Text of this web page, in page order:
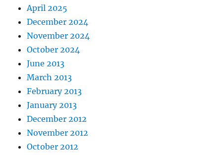
April 2025
December 2024
November 2024
October 2024
June 2013
March 2013
February 2013
January 2013
December 2012
November 2012
October 2012